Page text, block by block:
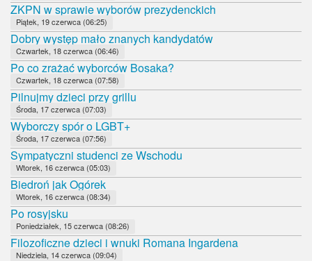
ZKPN w sprawie wyborów prezydenckich
Piątek, 19 czerwca (06:25)
Dobry występ mało znanych kandydatów
Czwartek, 18 czerwca (06:46)
Po co zrażać wyborców Bosaka?
Czwartek, 18 czerwca (07:58)
Pilnujmy dzieci przy grillu
Środa, 17 czerwca (07:03)
Wyborczy spór o LGBT+
Środa, 17 czerwca (07:56)
Sympatyczni studenci ze Wschodu
Wtorek, 16 czerwca (05:03)
Biedroń jak Ogórek
Wtorek, 16 czerwca (08:34)
Po rosyjsku
Poniedziałek, 15 czerwca (08:26)
Filozoficzne dzieci i wnuki Romana Ingardena
Niedziela, 14 czerwca (09:04)